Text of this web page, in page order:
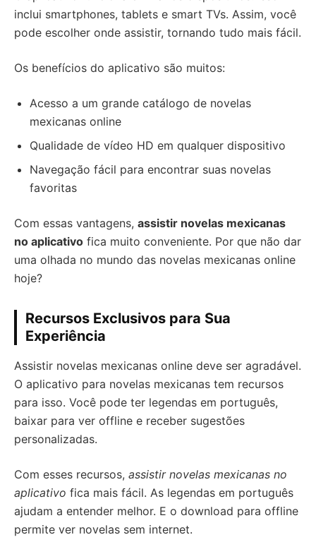
inclui smartphones, tablets e smart TVs. Assim, você
pode escolher onde assistir, tornando tudo mais fácil.
Os benefícios do aplicativo são muitos:
Acesso a um grande catálogo de novelas
mexicanas online
Qualidade de vídeo HD em qualquer dispositivo
Navegação fácil para encontrar suas novelas
favoritas
Com essas vantagens, assistir novelas mexicanas
no aplicativo fica muito conveniente. Por que não dar
uma olhada no mundo das novelas mexicanas online
hoje?
Recursos Exclusivos para Sua
Experiência
Assistir novelas mexicanas online deve ser agradável.
O aplicativo para novelas mexicanas tem recursos
para isso. Você pode ter legendas em português,
baixar para ver offline e receber sugestões
personalizadas.
Com esses recursos, assistir novelas mexicanas no
aplicativo fica mais fácil. As legendas em português
ajudam a entender melhor. E o download para offline
permite ver novelas sem internet.